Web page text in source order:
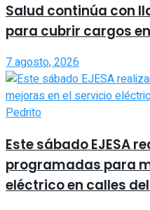
Salud continúa con
para cubrir cargos
7 agosto, 2026
Este sábado EJESA
programadas para
eléctrico en calles